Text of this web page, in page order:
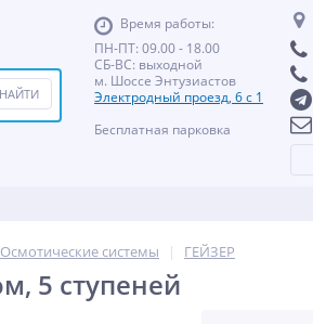
Время работы:
ПН-ПТ: 09.00 - 18.00
СБ-ВС: выходной
м. Шоссе Энтузиастов
Электродный проезд, 6 с 1
Бесплатная парковка
Осмотические системы ГЕЙЗЕР
5 ступеней